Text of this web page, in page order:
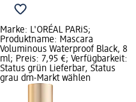
Marke: L'ORÉAL PARiS;
Produktname: Mascara
Voluminous Waterproof Black, 8
ml; Preis: 7,95 €; Verfügbarkeit:
Status grün Lieferbar, Status
grau dm-Markt wählen